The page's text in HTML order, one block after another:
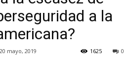
a la
20 mayo, 2019 0
1625